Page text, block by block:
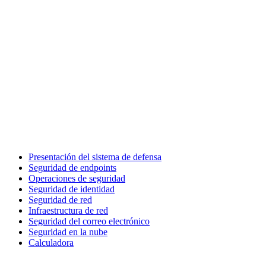
Presentación del sistema de defensa
Seguridad de endpoints
Operaciones de seguridad
Seguridad de identidad
Seguridad de red
Infraestructura de red
Seguridad del correo electrónico
Seguridad en la nube
Calculadora